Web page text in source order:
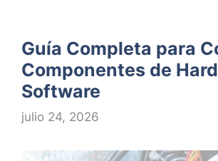
Guía Completa para
Componentes de
Software
julio 24, 2026